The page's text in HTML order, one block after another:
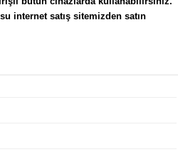
internet satış sitemizden satın